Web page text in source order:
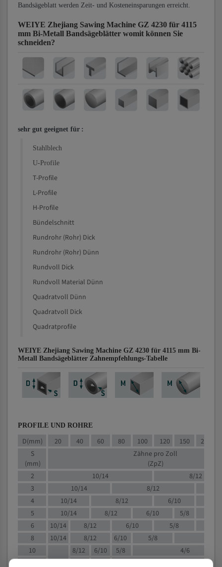
Bandsägeblatt werden Zeit- und Kosteneinsparungen erreicht.
WEIYE Zhejiang Sawing Machine GZ 4230 für 4115
mm Bi-Metall Bandsägeblätter womit können Sie
schneiden?
sehr gut geeignet für :
Stahlblech
U-Profile
T-Profile
L-Profile
H-Profile
Bündelschnitt
Rundrohr (Rohr) Dick
Rundrohr (Rohr) Dünn
Rundvoll Dick
Rundvoll Material Dünn
Quadratvoll Dünn
Quadratvoll Dick
Quadratprofile
WEIYE Zhejiang Sawing Machine GZ 4230 für 4115 mm Bi-
Metall Bandsägeblätter Zahnempfehlungs-Tabelle
PROFILE UND ROHRE
D(mm) 20 40 60 80 100 120 150 200
S
(mm)
Zähne pro Zoll
(ZpZ)
2
10/14
8/12
3
10/14 8/12
4
10/14 8/12 6/10
5
10/14 8/12 6/10
5/8
6
10/14 8/12 6/10
5/8
8
10/14 8/12 6/10 5/8
10
8/12 6/10 5/8
4/6